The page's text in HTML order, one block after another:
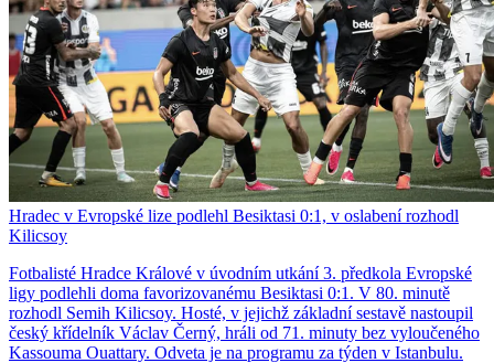
Hradec v Evropské lize podlehl Besiktasi 0:1, v oslabení rozhodl
Kilicsoy
Fotbalisté Hradce Králové v úvodním utkání 3. předkola Evropské
ligy podlehli doma favorizovanému Besiktasi 0:1. V 80. minutě
rozhodl Semih Kilicsoy. Hosté, v jejichž základní sestavě nastoupil
český křídelník Václav Černý, hráli od 71. minuty bez vyloučeného
Kassouma Ouattary. Odveta je na programu za týden v Istanbulu.